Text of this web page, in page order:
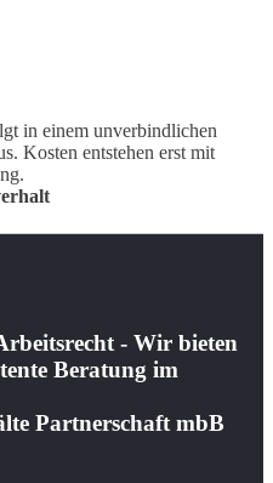
in einem unverbindlichen
Kosten entstehen erst mit
- Wir bieten
Beratung im
Partnerschaft mbB